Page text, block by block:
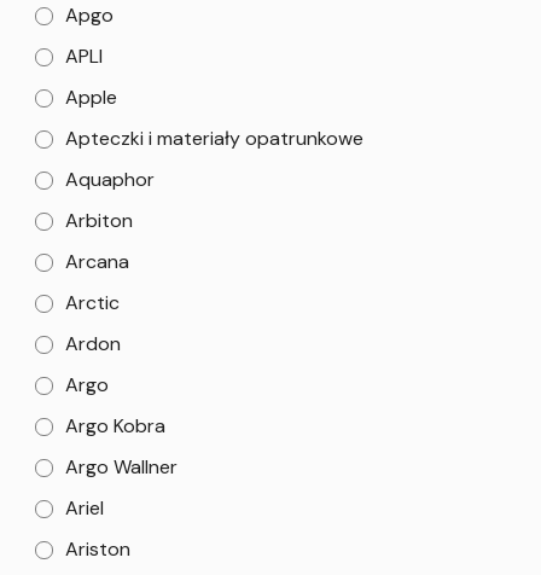
Apgo
APLI
Apple
Apteczki i materiały opatrunkowe
Aquaphor
Arbiton
Arcana
Arctic
Ardon
Argo
Argo Kobra
Argo Wallner
Ariel
Ariston